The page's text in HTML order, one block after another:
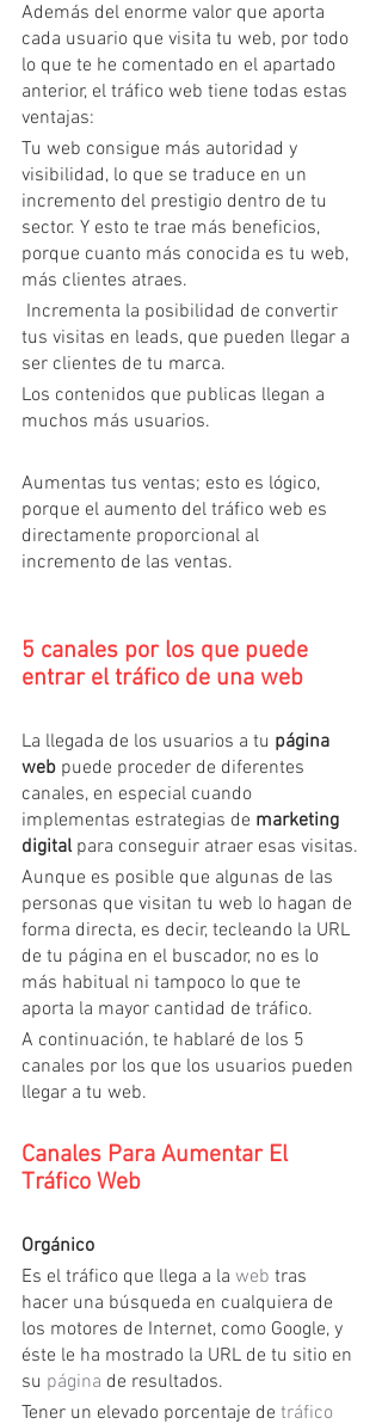
Además del enorme valor que aporta
cada usuario que visita tu web, por todo
lo que te he comentado en el apartado
anterior, el tráfico web tiene todas estas
ventajas:
Tu web consigue más autoridad y
visibilidad, lo que se traduce en un
incremento del prestigio dentro de tu
sector. Y esto te trae más beneficios,
porque cuanto más conocida es tu web,
más clientes atraes.
tus visitas en leads, que pueden llegar a
ser clientes de tu marca.
Los contenidos que publicas llegan a
muchos más usuarios.
Aumentas tus ventas; esto es lógico,
porque el aumento del tráfico web es
directamente proporcional al
incremento de las ventas.
5 canales por los que puede
entrar el tráfico de una web
La llegada de los usuarios a tu página
web puede proceder de diferentes
canales, en especial cuando
implementas estrategias de marketing
digital para conseguir atraer esas visitas.
Aunque es posible que algunas de las
personas que visitan tu web lo hagan de
forma directa, es decir, tecleando la URL
de tu página en el buscador, no es lo
más habitual ni tampoco lo que te
aporta la mayor cantidad de tráfico.
A continuación, te hablaré de los 5
canales por los que los usuarios pueden
llegar a tu web.
Canales Para Aumentar El
Tráfico Web
Orgánico
Es el tráfico que llega a la web tras
hacer una búsqueda en cualquiera de
los motores de Internet, como Google, y
éste le ha mostrado la URL de tu sitio en
su página de resultados.
Tener un elevado porcentaje de tráfico